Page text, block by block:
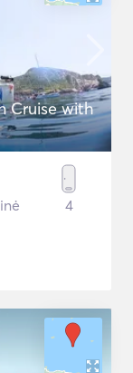
Cruise with
4